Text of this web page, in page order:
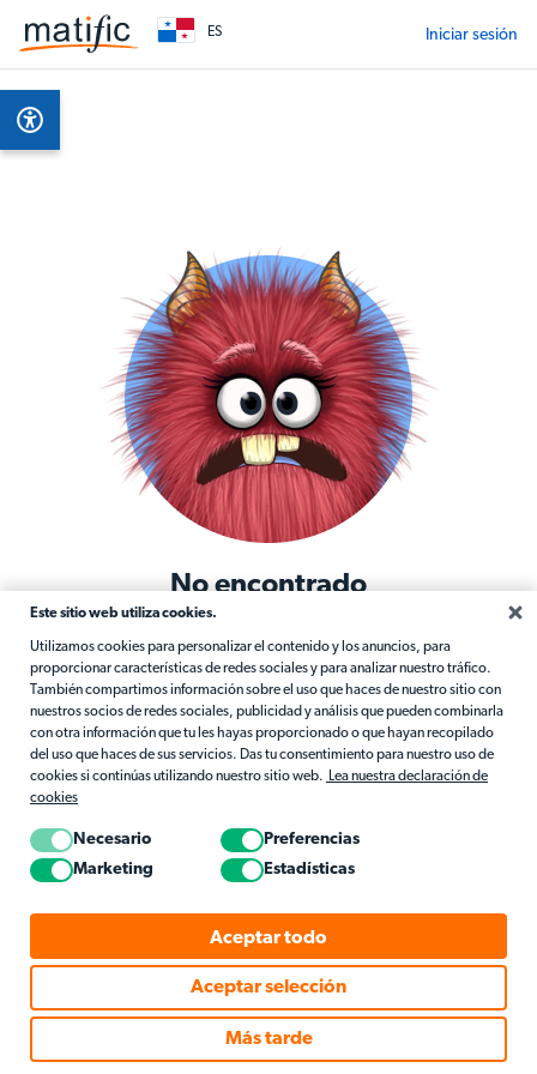
Este sitio web utiliza cookies.
Utilizamos cookies para personalizar el contenido y los anuncios, para
proporcionar características de redes sociales y para analizar nuestro tráfico.
También compartimos información sobre el uso que haces de nuestro sitio con
nuestros socios de redes sociales, publicidad y análisis que pueden combinarla
con otra información que tu les hayas proporcionado o que hayan recopilado
del uso que haces de sus servicios. Das tu consentimiento para nuestro uso de
cookies si continúas utilizando nuestro sitio web. Lea nuestra declaración de
cookies
Necesario
Preferencias
Marketing
Estadísticas
Aceptar todo
Aceptar selección
Más tarde
ES Iniciar sesión
No encontrado
Regresar al Inicio